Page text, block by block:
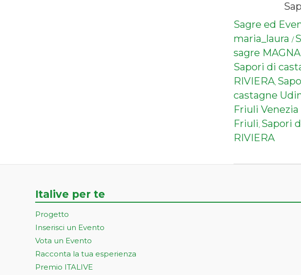
Sagre ed
maria_laura /
sagre
Sapori di
RIVIERA,
castagne
Friuli Venezia
Friuli, Sapori
RIVIERA
Italive per te
Progetto
Inserisci un Evento
Vota un Evento
Racconta la tua esperienza
Premio ITALIVE